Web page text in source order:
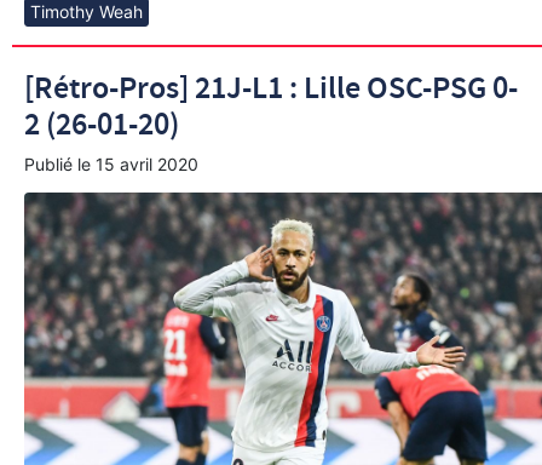
Timothy Weah
[Rétro-Pros] 21J-L1 : Lille OSC-PSG 0-
2 (26-01-20)
Publié le 15 avril 2020